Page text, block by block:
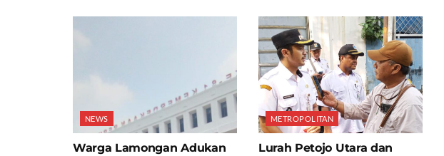
NEWS
Warga Lamongan Adukan
METROPOLITAN
Lurah Petojo Utara dan